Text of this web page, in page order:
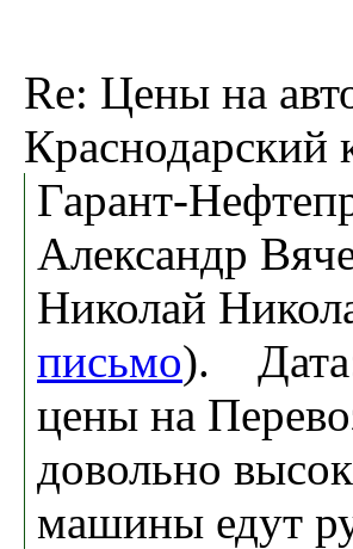
Re: Цены на
Краснодарский
Гарант-
Александр
Николай
письмо).
цены на
довольно
машины едут